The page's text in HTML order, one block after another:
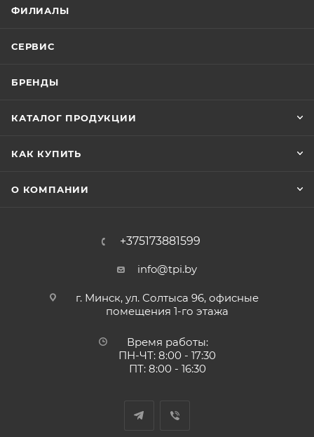
ФИЛИАЛЫ
СЕРВИС
БРЕНДЫ
КАТАЛОГ ПРОДУКЦИИ
КАК КУПИТЬ
О КОМПАНИИ
+375173881599
info@tpi.by
г. Минск, ул. Солтыса 96, офисные
помещения 1-го этажа
Время работы:
ПН-ЧТ: 8:00 - 17:30
ПТ: 8:00 - 16:30